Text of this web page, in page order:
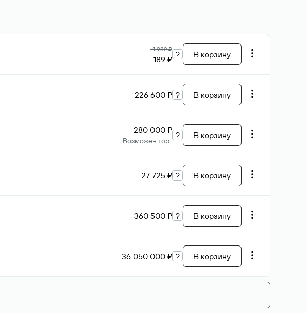
14 982 ₽
189 ₽ ? В корзину
226 600 ₽ ? В корзину
280 000 ₽
Возможен торг
? В корзину
27 725 ₽ ? В корзину
360 500 ₽ ? В корзину
36 050 000 ₽ ? В корзину